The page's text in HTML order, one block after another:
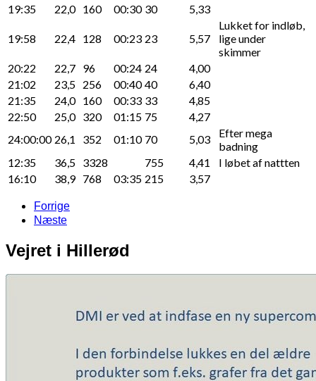
19:35
22,0 160 00:30 30 5,33
19:58 22,4 128 00:23 23 5,57
Lukket for indløb,
lige under
skimmer
20:22
22,7 96 00:24 24
4,00
21:02
23,5 256 00:40 40
6,40
21:35
24,0 160 00:33 33
4,85
22:50
25,0 320 01:15 75
4,27
24:00:00 26,1 352 01:10 70 5,03
Efter mega
badning
12:35
36,5 3328 755 4,41
I løbet af nattten
16:10
38,9 768 03:35 215 3,57
Forrige
Næste
Vejret i Hillerød